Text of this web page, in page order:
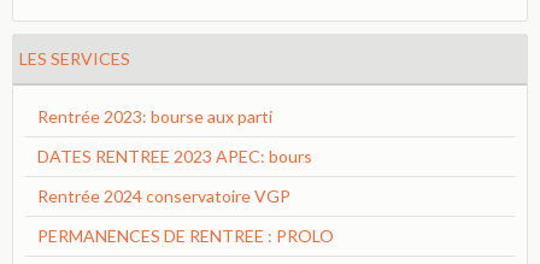
LES SERVICES
Rentrée 2023: bourse aux parti
DATES RENTREE 2023 APEC: bours
Rentrée 2024 conservatoire VGP
PERMANENCES DE RENTREE : PROLO